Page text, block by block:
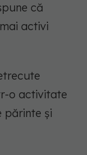
că
activi
o activitate
părinte și